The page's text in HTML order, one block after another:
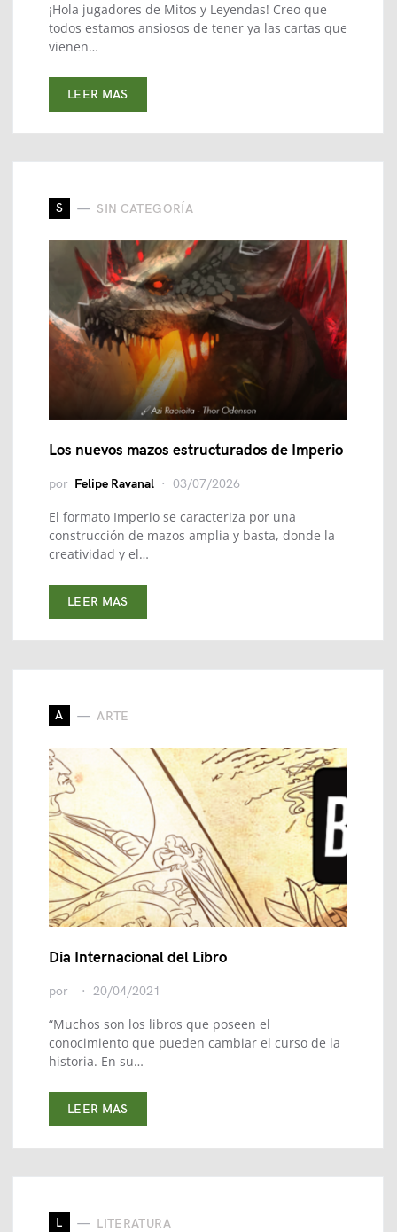
¡Hola jugadores de Mitos y Leyendas! Creo que
todos estamos ansiosos de tener ya las cartas que
vienen…
LEER MAS
S SIN CATEGORÍA
Los nuevos mazos estructurados de Imperio
por Felipe Ravanal 03/07/2026
El formato Imperio se caracteriza por una
construcción de mazos amplia y basta, donde la
creatividad y el…
LEER MAS
A ARTE
Dia Internacional del Libro
por 20/04/2021
“Muchos son los libros que poseen el
conocimiento que pueden cambiar el curso de la
historia. En su…
LEER MAS
L LITERATURA